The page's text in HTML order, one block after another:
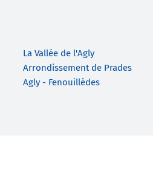
La Vallée de l'Agly
Arrondissement de Prades
Agly - Fenouillèdes